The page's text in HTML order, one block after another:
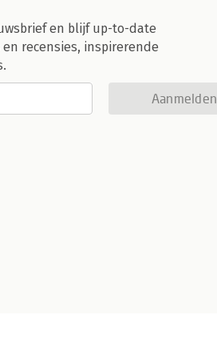
en blijf up-to-date
recensies, inspirerende
Aanmelden